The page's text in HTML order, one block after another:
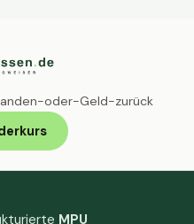
oder-Geld-zurück
MPU